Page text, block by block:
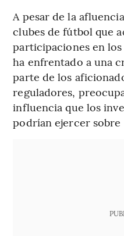
A pesar de la
clubes de fútbol que
participaciones en
ha enfrentado a una
parte de los
reguladores,
influencia que los
podrían ejercer sobre